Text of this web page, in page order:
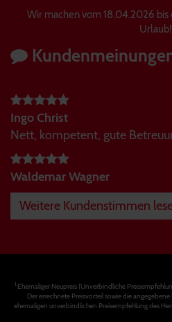
Wir machen vom 18.04.2026
Urlaub!
Ingo Christ
Nett, kompetent, gute
Waldemar Wagner
Weitere Kundenstimmen
1Ehemaliger Neupreis (Unverbindliche
Der errechnete Preisvorteil sowie die
ehemaligen unverbindlichen Preisempfehlung des